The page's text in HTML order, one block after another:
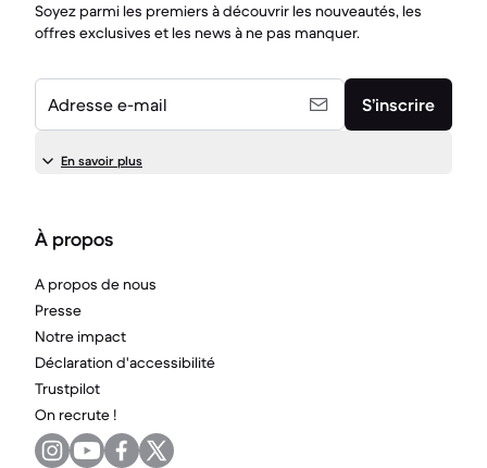
Soyez parmi les premiers à découvrir les nouveautés, les
offres exclusives et les news à ne pas manquer.
Adresse e-mail S’inscrire
En savoir plus
À propos
A propos de nous
Presse
Notre impact
Déclaration d'accessibilité
Trustpilot
On recrute !